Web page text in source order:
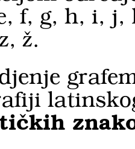
f, g, h, i,
ž.